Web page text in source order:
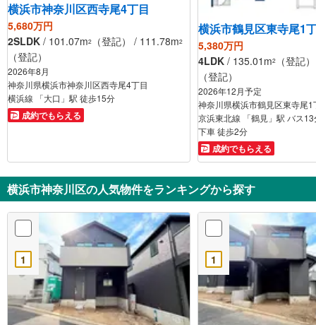
横浜市神奈川区西寺尾4丁目
5,680万円
2SLDK / 101.07m2 （登記） / 111.78m2
（登記）
2026年8月
神奈川県横浜市神奈川区西寺尾4丁目
横浜線 「大口」駅 徒歩15分
成約でもらえる
横浜市鶴見区東寺尾1
5,380万円
4LDK / 135.01m2
（登記
（登記）
2026年12月予定
神奈川県横浜市鶴見区東寺尾1
京浜東北線 「鶴見」駅 バス
下車 徒歩2分
成約でもらえる
横浜市神奈川区の人気物件をランキングから探す
1 1